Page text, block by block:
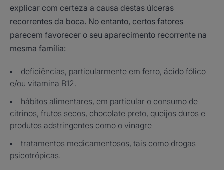
explicar com certeza a causa destas úlceras
recorrentes da boca. No entanto, certos fatores
parecem favorecer o seu aparecimento recorrente na
mesma família:
deficiências, particularmente em ferro, ácido fólico
e/ou vitamina B12.
hábitos alimentares, em particular o consumo de
citrinos, frutos secos, chocolate preto, queijos duros e
produtos adstringentes como o vinagre
tratamentos medicamentosos, tais como drogas
psicotrópicas.